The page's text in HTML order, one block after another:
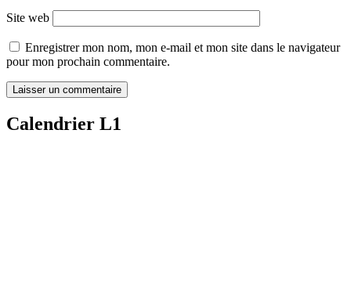
Site web
Enregistrer mon nom, mon e-mail et mon site dans le navigateur
pour mon prochain commentaire.
Calendrier L1